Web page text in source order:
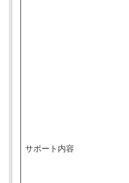
サポート内容